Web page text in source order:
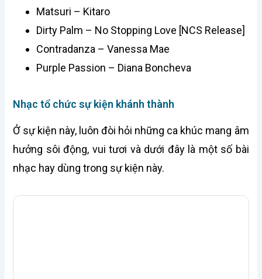
Matsuri – Kitaro
Dirty Palm – No Stopping Love [NCS Release]
Contradanza – Vanessa Mae
Purple Passion – Diana Boncheva
Nhạc tổ chức sự kiện khánh thành
Ở sự kiện này, luôn đòi hỏi những ca khúc mang âm
hưởng sôi động, vui tươi và dưới đây là một số bài
nhạc hay dùng trong sự kiện này.